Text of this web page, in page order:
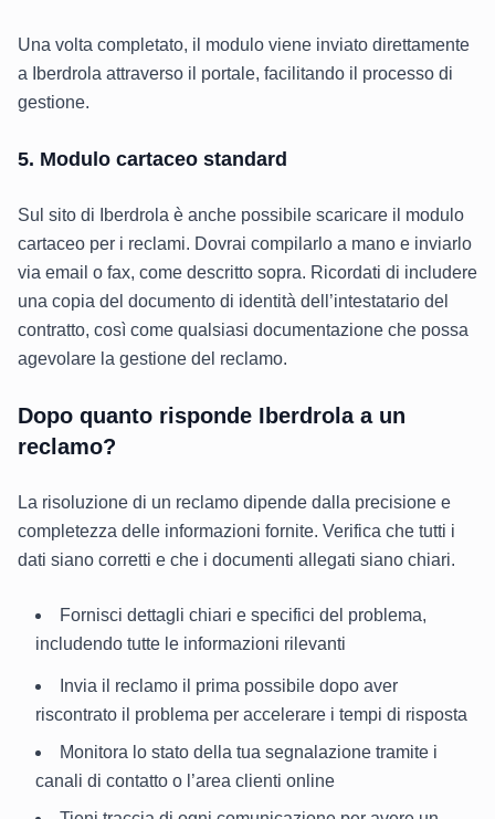
Una volta completato, il modulo viene inviato direttamente
a Iberdrola attraverso il portale, facilitando il processo di
gestione.
5. Modulo cartaceo standard
Sul sito di Iberdrola è anche possibile scaricare il modulo
cartaceo per i reclami. Dovrai compilarlo a mano e inviarlo
via email o fax, come descritto sopra. Ricordati di includere
una copia del documento di identità dell’intestatario del
contratto, così come qualsiasi documentazione che possa
agevolare la gestione del reclamo.
Dopo quanto risponde Iberdrola a un
reclamo?
La risoluzione di un reclamo dipende dalla precisione e
completezza delle informazioni fornite. Verifica che tutti i
dati siano corretti e che i documenti allegati siano chiari.
Fornisci dettagli chiari e specifici del problema,
includendo tutte le informazioni rilevanti
Invia il reclamo il prima possibile dopo aver
riscontrato il problema per accelerare i tempi di risposta
Monitora lo stato della tua segnalazione tramite i
canali di contatto o l’area clienti online